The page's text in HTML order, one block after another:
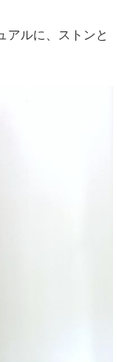
アルに、ストンと